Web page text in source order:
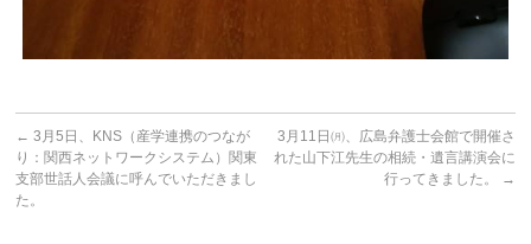
← 3月5日、KNS（産学連携のつなが
り：関西ネットワークシステム）関東
支部世話人会議に呼んでいただきまし
た。
3月11日㈪、広島弁護士会館で開催さ
れた山下江先生の相続・遺言講演会に
行ってきました。
→